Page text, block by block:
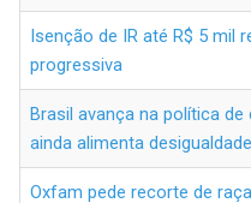
Isenção de IR até R$ 5 mil
progressiva
Brasil avança na política
ainda alimenta
Oxfam pede recorte de